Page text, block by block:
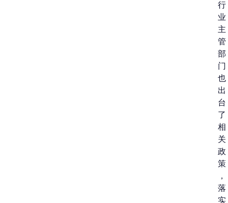
行
业
主
管
部
门
也
出
台
了
相
关
政
策
，
落
实